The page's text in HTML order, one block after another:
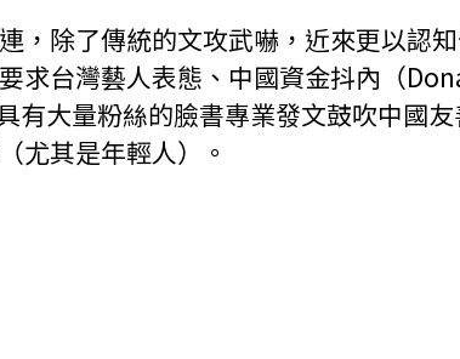
，除了傳統的文攻武嚇，近來更以認
求台灣藝人表態、中國資金抖內（
有大量粉絲的臉書專業發文鼓吹中國
尤其是年輕人）。